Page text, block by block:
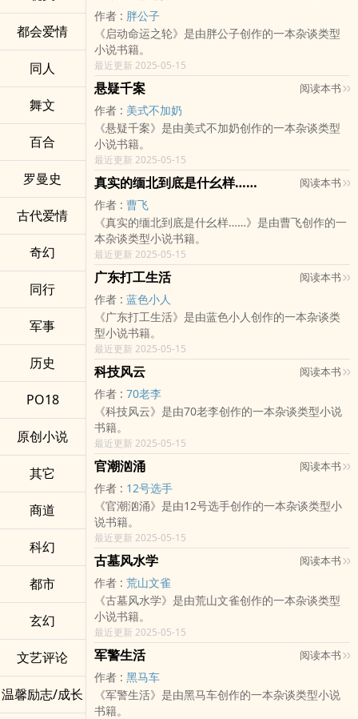
都会爱情
同人
舞文
百合
罗曼史
古代爱情
奇幻
同行
军事
历史
PO18
原创小说
其它
商道
科幻
都市
玄幻
文艺评论
温馨励志/成长
作者 : 胖公子
《启动命运之轮》是由胖公子创作的一本杂谈类型
小说书籍。
最近更新 2025-05-15
悬疑千案 阅读本书
作者 : 美式不加奶
《悬疑千案》是由美式不加奶创作的一本杂谈类型
小说书籍。
最近更新 2025-05-15
真实的缅北到底是什幺样…… 阅读本书
作者 : 曹飞
《真实的缅北到底是什幺样……》是由曹飞创作的一
本杂谈类型小说书籍。
最近更新 2025-05-15
广东打工生活 阅读本书
作者 : 蓝色小人
《广东打工生活》是由蓝色小人创作的一本杂谈类
型小说书籍。
最近更新 2025-05-15
科技风云 阅读本书
作者 : 70老李
《科技风云》是由70老李创作的一本杂谈类型小说
书籍。
最近更新 2025-05-15
官潮汹涌 阅读本书
作者 : 12号选手
《官潮汹涌》是由12号选手创作的一本杂谈类型小
说书籍。
最近更新 2025-05-15
古墓风水学 阅读本书
作者 : 荒山文雀
《古墓风水学》是由荒山文雀创作的一本杂谈类型
小说书籍。
最近更新 2025-05-15
军警生活 阅读本书
作者 : 黑马车
《军警生活》是由黑马车创作的一本杂谈类型小说
书籍。